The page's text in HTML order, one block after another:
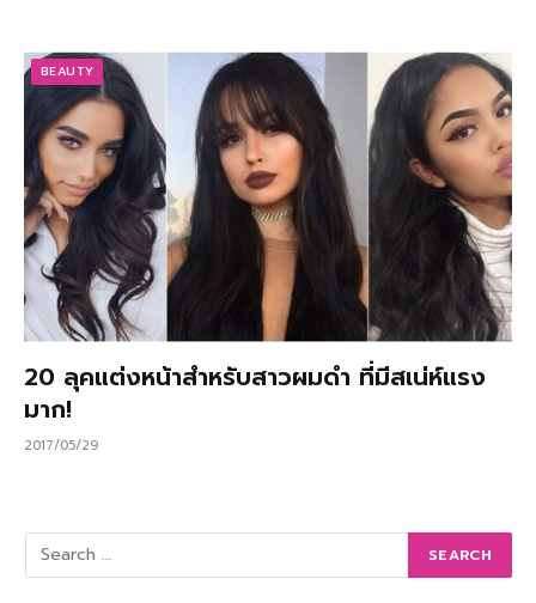
BEAUTY
20 ลุคแต่งหน้าสำหรับสาวผมดำ ที่มีสเน่ห์แรง
มาก!
2017/05/29